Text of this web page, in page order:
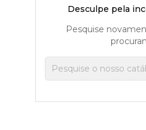
Desculpe pela
Pesquise